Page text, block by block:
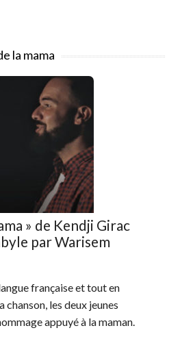
la mama
» de Kendji Girac
par Warisem
française et tout en
les deux jeunes
appuyé à la maman.